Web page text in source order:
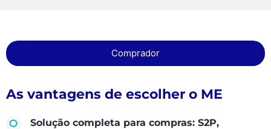
Comprador
As vantagens de escolher o ME
Solução completa para compras: S2P,